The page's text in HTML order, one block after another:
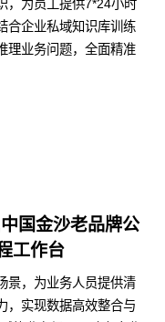
，为员工提供7*24小时
合企业私域知识库训练
理业务问题，全面精准
国金沙老品牌公
工作台
景，为业务人员提供清
，实现数据高效整合与